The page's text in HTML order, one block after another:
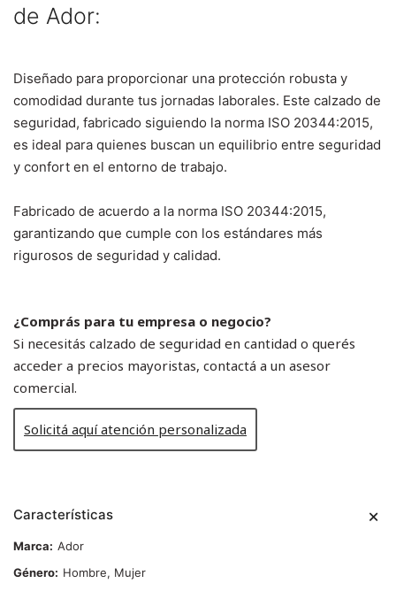
de Ador:
Diseñado para proporcionar una protección robusta y
comodidad durante tus jornadas laborales. Este calzado de
seguridad, fabricado siguiendo la norma ISO 20344:2015,
es ideal para quienes buscan un equilibrio entre seguridad
y confort en el entorno de trabajo.
Fabricado de acuerdo a la norma ISO 20344:2015,
garantizando que cumple con los estándares más
rigurosos de seguridad y calidad.
¿Comprás para tu empresa o negocio?
Si necesitás calzado de seguridad en cantidad o querés
acceder a precios mayoristas, contactá a un asesor
comercial.
Solicitá aquí atención personalizada
Características
Marca
Ador
Género
Hombre, Mujer